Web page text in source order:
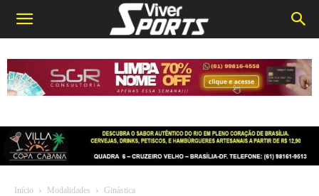
Início Modalidades Ginástica